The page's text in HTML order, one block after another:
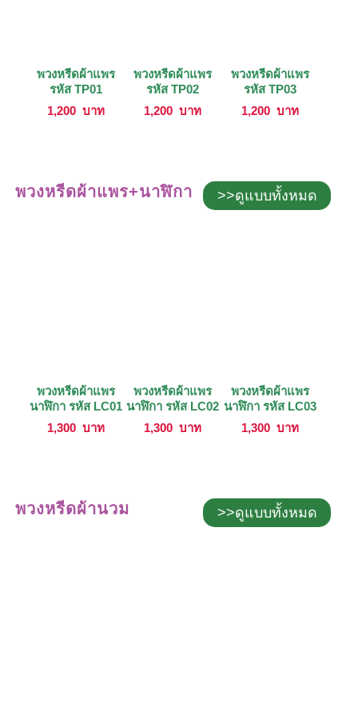
พวงหรีดผ้าแพร
รหัส TP01
1,200 บาท
พวงหรีดผ้าแพร
รหัส TP02
1,200 บาท
พวงหรีดผ้าแพร
รหัส TP03
1,200 บาท
พวงหรีดผ้าแพร+นาฬิกา >>ดูแบบทั้งหมด
พวงหรีดผ้าแพร
นาฬิกา รหัส LC01
1,300 บาท
พวงหรีดผ้าแพร
นาฬิกา รหัส LC02
1,300 บาท
พวงหรีดผ้าแพร
นาฬิกา รหัส LC03
1,300 บาท
พวงหรีดผ้านวม >>ดูแบบทั้งหมด